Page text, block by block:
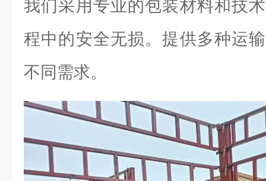
我们采用专业的包装材料和技
程中的安全无损。提供多种运
不同需求。